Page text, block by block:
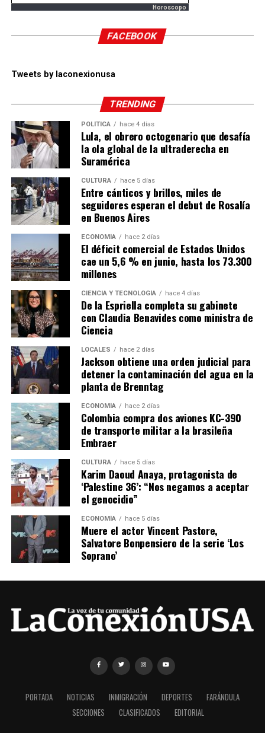
Horoscopo
FACEBOOK
Tweets by laconexionusa
TRENDING
POLÍTICA hace 4 días
Lula, el obrero octogenario que desafía
la ola global de la ultraderecha en
Suramérica
CULTURA hace 5 días
Entre cánticos y brillos, miles de
seguidores esperan el debut de Rosalía
en Buenos Aires
ECONOMÍA hace 2 días
El déficit comercial de Estados Unidos
cae un 5,6 % en junio, hasta los 73.300
millones
CIENCIA Y TECNOLOGÍA hace 4 días
De la Espriella completa su gabinete
con Claudia Benavides como ministra de
Ciencia
LOCALES hace 2 días
Jackson obtiene una orden judicial para
detener la contaminación del agua en la
planta de Brenntag
ECONOMÍA hace 2 días
Colombia compra dos aviones KC-390
de transporte militar a la brasileña
Embraer
CULTURA hace 5 días
Karim Daoud Anaya, protagonista de
‘Palestine 36’: “Nos negamos a aceptar
el genocidio”
ECONOMÍA hace 5 días
Muere el actor Vincent Pastore,
Salvatore Bonpensiero de la serie ‘Los
Soprano’
PORTADA NOTICIAS INMIGRACIÓN DEPORTES
FARÁNDULA
SECCIONES
CLASIFICADOS EDITORIAL